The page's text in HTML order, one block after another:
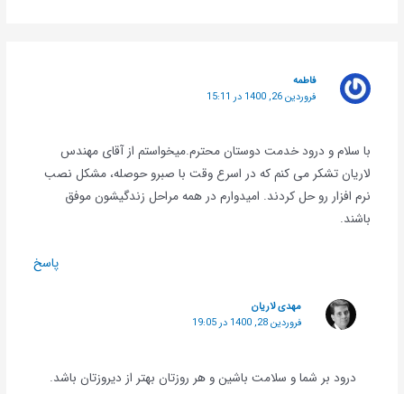
فاطمه
فروردین 26, 1400 در 15:11
با سلام و درود خدمت دوستان محترم.میخواستم از آقای مهندس
لاریان تشکر می کنم که در اسرع وقت با صبرو حوصله، مشکل نصب
نرم افزار رو حل کردند. امیدوارم در همه مراحل زندگیشون موفق
باشند.
پاسخ
مهدی لاریان
فروردین 28, 1400 در 19:05
درود بر شما و سلامت باشین و هر روزتان بهتر از دیروزتان باشد.